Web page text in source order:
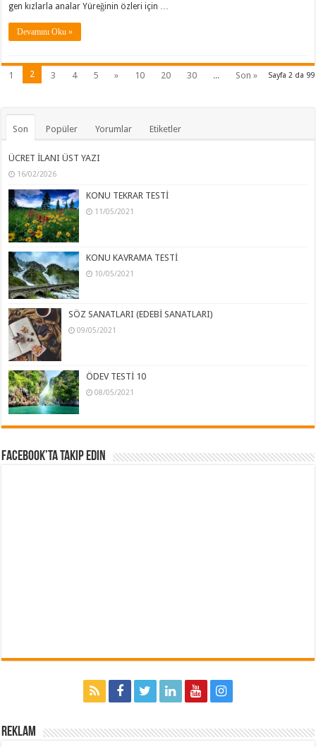
gen kızlarla analar Yüreğinin özleri için …
Devamını Oku »
Sayfa 2 da 99
1 2 3 4 5 » 10 20 30 ... Son »
Son Popüler Yorumlar Etiketler
ÜCRET İLANI ÜST YAZI
16/02/2026
KONU TEKRAR TESTİ
11/05/2021
KONU KAVRAMA TESTİ
10/05/2021
SÖZ SANATLARI (EDEBİ SANATLARI)
09/05/2021
ÖDEV TESTİ 10
08/05/2021
Facebook’ta Takip Edin
Reklam